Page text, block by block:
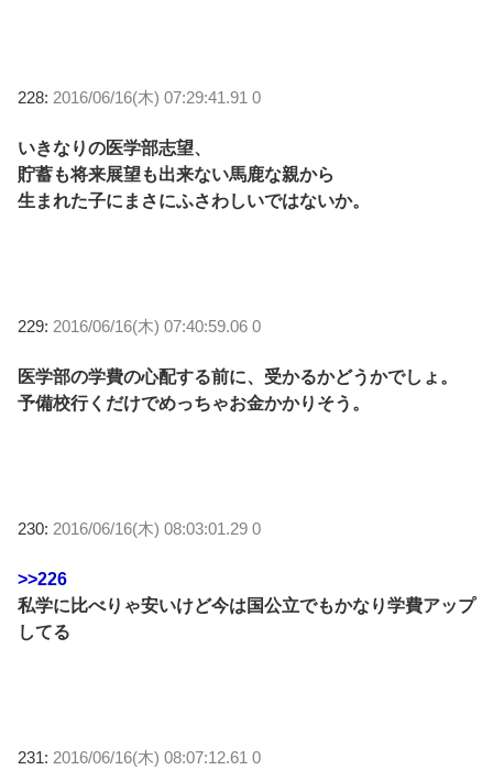
228: 2016/06/16(木) 07:29:41.91 0
いきなりの医学部志望、
貯蓄も将来展望も出来ない馬鹿な親から
生まれた子にまさにふさわしいではないか。
229: 2016/06/16(木) 07:40:59.06 0
医学部の学費の心配する前に、受かるかどうかでしょ。
予備校行くだけでめっちゃお金かかりそう。
230: 2016/06/16(木) 08:03:01.29 0
>>226
私学に比べりゃ安いけど今は国公立でもかなり学費アップ
してる
231: 2016/06/16(木) 08:07:12.61 0